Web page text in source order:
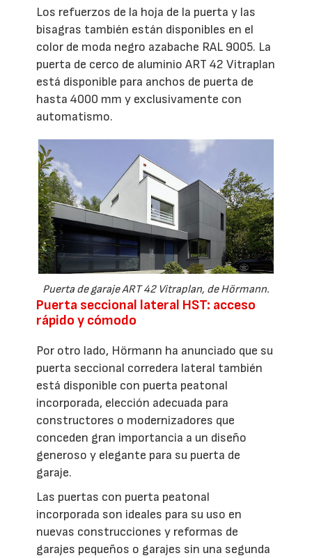
Los refuerzos de la hoja de la puerta y las
bisagras también están disponibles en el
color de moda negro azabache RAL 9005. La
puerta de cerco de aluminio ART 42 Vitraplan
está disponible para anchos de puerta de
hasta 4000 mm y exclusivamente con
automatismo.
Puerta de garaje ART 42 Vitraplan, de Hörmann.
Puerta seccional lateral HST: acceso
rápido y cómodo
Por otro lado, Hörmann ha anunciado que su
puerta seccional corredera lateral también
está disponible con puerta peatonal
incorporada, elección adecuada para
constructores o modernizadores que
conceden gran importancia a un diseño
generoso y elegante para su puerta de
garaje.
Las puertas con puerta peatonal
incorporada son ideales para su uso en
nuevas construcciones y reformas de
garajes pequeños o garajes sin una segunda